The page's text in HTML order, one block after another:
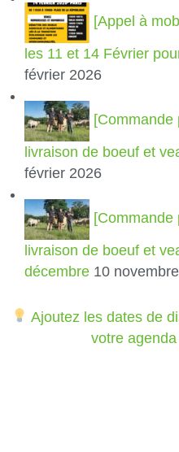
[Appel à
les 11 et 14 Février
février 2026
[Commande
livraison de boeuf et
février 2026
[Commande
livraison de boeuf et
décembre 10
Ajoutez les dates de
votre